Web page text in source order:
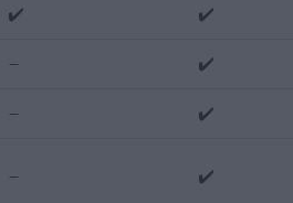
✔️ ✔️
– ✔️
– ✔️
– ✔️